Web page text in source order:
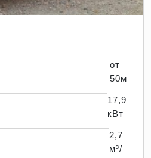
от
50м
17,9
кВт
2,7
м³/